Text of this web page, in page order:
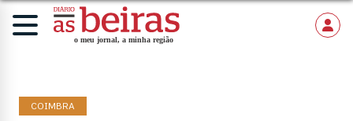
COIMBRA